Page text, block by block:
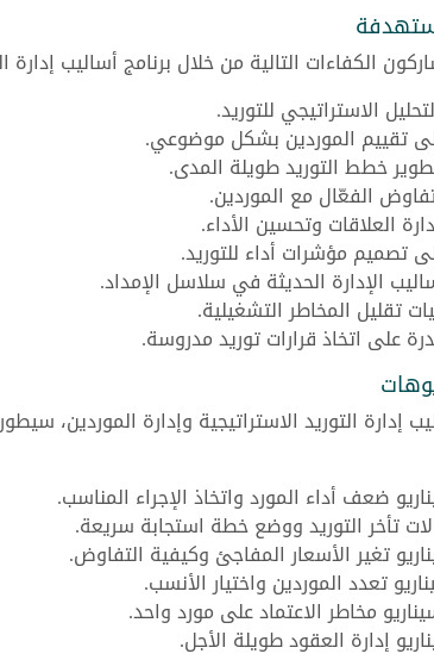
الكفاءات التالية من خلال برنامج أساليب إدارة
الاستراتيجي للتوريد.
تقييم الموردين بشكل موضوعي.
خطط التوريد طويلة المدى.
الفعّال مع الموردين.
العلاقات وتحسين الأداء.
تصميم مؤشرات أداء للتوريد.
الإدارة الحديثة في سلاسل الإمداد.
تقليل المخاطر التشغيلية.
على اتخاذ قرارات توريد مدروسة.
إدارة التوريد الاستراتيجية وإدارة الموردين،
ضعف أداء المورد واتخاذ الإجراء المناسب.
تأخر التوريد ووضع خطة استجابة سريعة.
تغير الأسعار المفاجئ وكيفية التفاوض.
تعدد الموردين واختيار الأنسب.
مخاطر الاعتماد على مورد واحد.
إدارة العقود طويلة الأجل.